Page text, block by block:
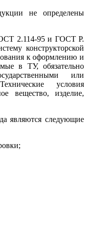
не определены
2.114-95 и ГОСТ P.
конструкторской
к оформлению и
в ТУ, обязательно
или
условия
вещество, изделие,
являются следующие